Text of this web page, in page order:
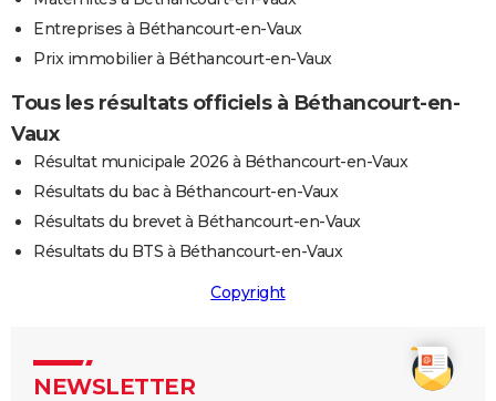
Entreprises à Béthancourt-en-Vaux
Prix immobilier à Béthancourt-en-Vaux
Tous les résultats officiels à Béthancourt-en-
Vaux
Résultat municipale 2026 à Béthancourt-en-Vaux
Résultats du bac à Béthancourt-en-Vaux
Résultats du brevet à Béthancourt-en-Vaux
Résultats du BTS à Béthancourt-en-Vaux
Copyright
NEWSLETTER